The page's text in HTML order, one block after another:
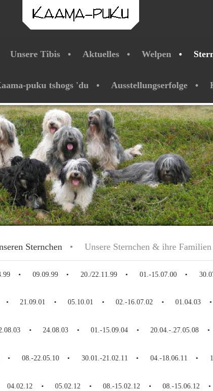
Unsere Tibis Aktuelles Welpen
puku tshogs 'du Ausstellungserfolge
Sternchen Unsere Sternchen & ihre Familien
09.09.99 20./22.11.99 01.-15.07.00
21.09.01 05.10.01 02.-16.07.02 01.04.03
24.08.03 01.-15.09.04 20.04.-.27.05.08
08.-22.05.10 30.01.-21.02.11 04.-18.06.11
04.02.12 05.02.12 08.-15.02.12 08.-15.06.12